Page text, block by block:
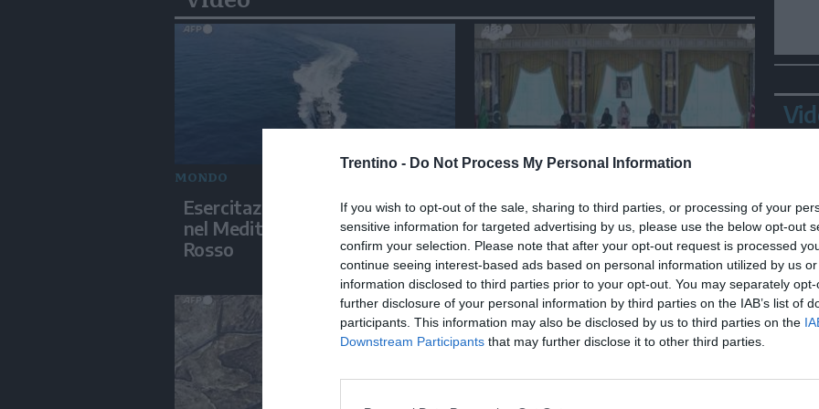
Trentino - Do Not Process My Personal Information
If you wish to opt-out of the sale, sharing to third parties, or processing of your
sensitive information for targeted advertising by us, please use the below opt-out
confirm your selection. Please note that after your opt-out request is processed
continue seeing interest-based ads based on personal information utilized by us
information disclosed to third parties prior to your opt-out. You may separately
further disclosure of your personal information by third parties on the IAB’s list of
participants. This information may also be disclosed by us to third parties on the
Downstream Participants that may further disclose it to other third parties.
MONDO
Esercitazioni militari israeliane
nel Mediterraneo e nel Mar
Rosso
Firmato patto sulla difesa tra
Turchia, Arabia Saudita e
Pakistan